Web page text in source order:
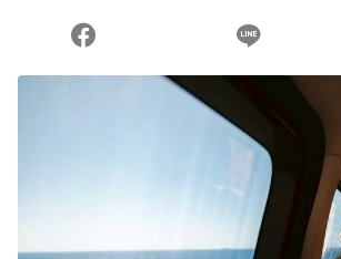
您當前剩餘 U 利點數：0點；前往